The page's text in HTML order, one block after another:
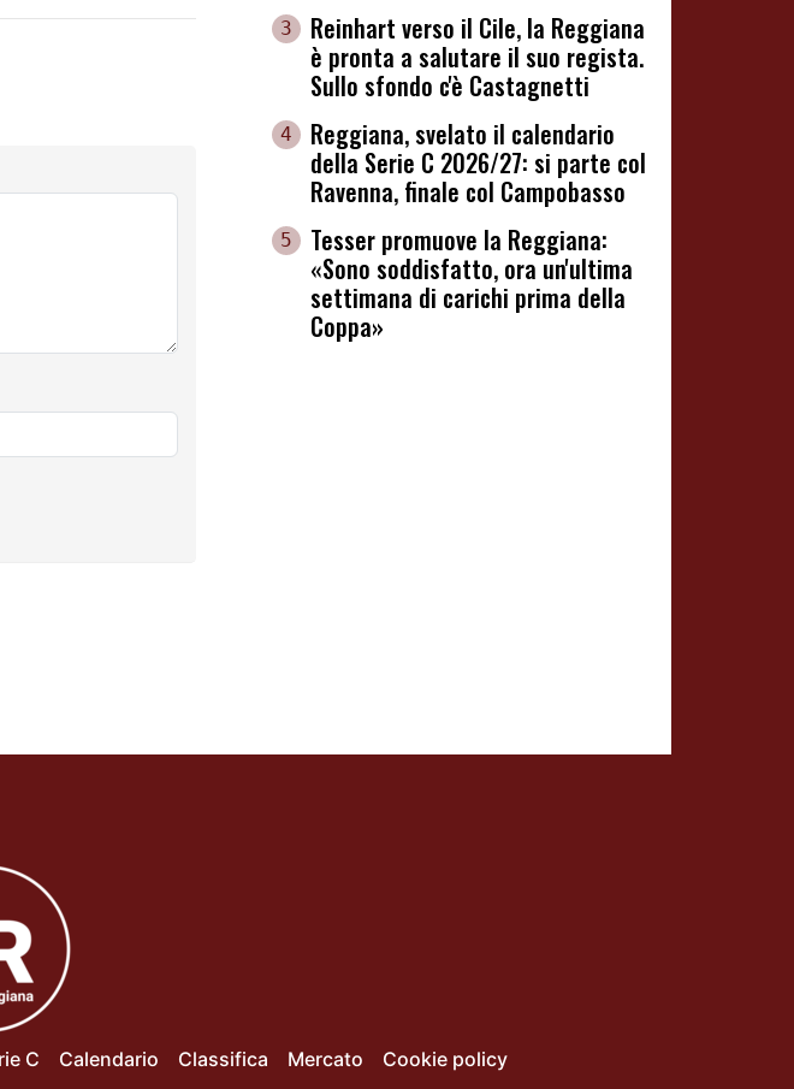
3
Reinhart verso il Cile, la Reggiana
è pronta a salutare il suo regista.
Sullo sfondo c'è Castagnetti
4
Reggiana, svelato il calendario
della Serie C 2026/27: si parte col
Ravenna, finale col Campobasso
5
Tesser promuove la Reggiana:
«Sono soddisfatto, ora un'ultima
settimana di carichi prima della
Coppa»
C Calendario Classifica Mercato Cookie policy